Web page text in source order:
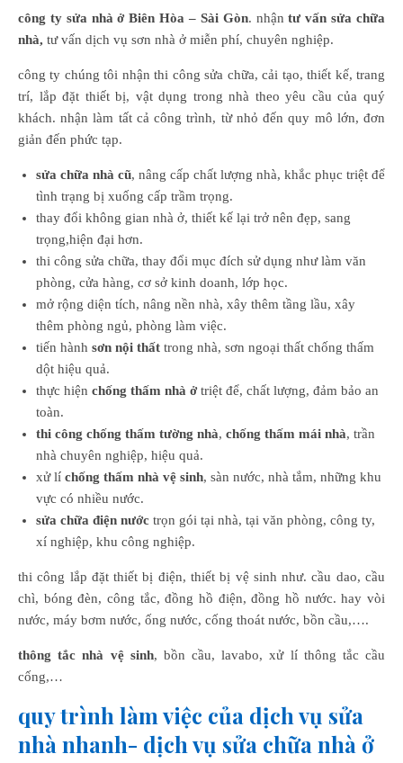
công ty sửa nhà ở Biên Hòa – Sài Gòn. nhận tư vấn sửa chữa
nhà, tư vấn dịch vụ sơn nhà ở miễn phí, chuyên nghiệp.
công ty chúng tôi nhận thi công sửa chữa, cải tạo, thiết kế, trang
trí, lắp đặt thiết bị, vật dụng trong nhà theo yêu cầu của quý
khách. nhận làm tất cả công trình, từ nhỏ đến quy mô lớn, đơn
giản đến phức tạp.
sửa chữa nhà cũ, nâng cấp chất lượng nhà, khắc phục triệt để
tình trạng bị xuống cấp trầm trọng.
thay đổi không gian nhà ở, thiết kế lại trở nên đẹp, sang
trọng,hiện đại hơn.
thi công sửa chữa, thay đổi mục đích sử dụng như làm văn
phòng, cửa hàng, cơ sở kinh doanh, lớp học.
mở rộng diện tích, nâng nền nhà, xây thêm tầng lầu, xây
thêm phòng ngủ, phòng làm việc.
tiến hành sơn nội thất trong nhà, sơn ngoại thất chống thấm
dột hiệu quả.
thực hiện chống thấm nhà ởtriệt để, chất lượng, đảm bảo an
toàn.
thi công chống thấm tường nhà, chống thấm mái nhà, trần
nhà chuyên nghiệp, hiệu quả.
xử lí chống thấm nhà vệ sinh, sàn nước, nhà tắm, những khu
vực có nhiều nước.
sửa chữa điện nước trọn gói tại nhà, tại văn phòng, công ty,
xí nghiệp, khu công nghiệp.
thi công lắp đặt thiết bị điện, thiết bị vệ sinh như. cầu dao, cầu
chì, bóng đèn, công tắc, đồng hồ điện, đồng hồ nước. hay vòi
nước, máy bơm nước, ống nước, cống thoát nước, bồn cầu,….
thông tắc nhà vệ sinh, bồn cầu, lavabo, xử lí thông tắc cầu
cống,…
quy trình làm việc của dịch vụ sửa
nhà nhanh- dịch vụ sửa chữa nhà ở